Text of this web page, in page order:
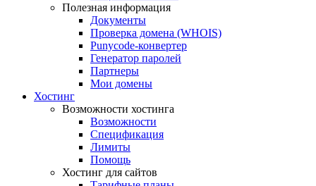
Полезная информация
Документы
Проверка домена (WHOIS)
Punycode-конвертер
Генератор паролей
Партнеры
Мои домены
Хостинг
Возможности хостинга
Возможности
Спецификация
Лимиты
Помощь
Хостинг для сайтов